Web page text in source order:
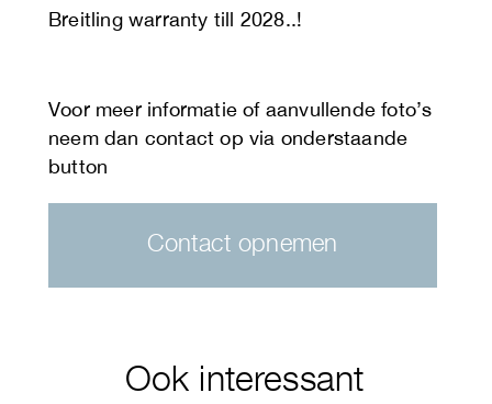
Breitling warranty till 2028..!
Contact opnemen
Ook interessant